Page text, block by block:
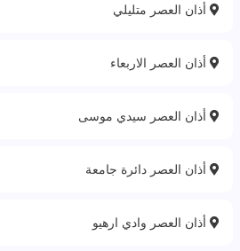
أذان العصر متليلي
أذان العصر الاربعاء
أذان العصر سيدي موسى
أذان العصر دائرة جامعة
أذان العصر وادي ارهيو